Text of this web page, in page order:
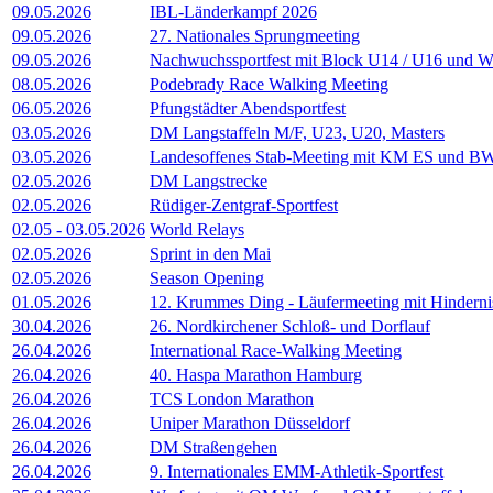
09.05.2026
IBL-Länderkampf 2026
09.05.2026
27. Nationales Sprungmeeting
09.05.2026
Nachwuchssportfest mit Block U14 / U16 und
08.05.2026
Podebrady Race Walking Meeting
06.05.2026
Pfungstädter Abendsportfest
03.05.2026
DM Langstaffeln M/F, U23, U20, Masters
03.05.2026
Landesoffenes Stab-Meeting mit KM ES und
02.05.2026
DM Langstrecke
02.05.2026
Rüdiger-Zentgraf-Sportfest
02.05 - 03.05.2026 World Relays
02.05.2026
Sprint in den Mai
02.05.2026
Season Opening
01.05.2026
12. Krummes Ding - Läufermeeting mit
30.04.2026
26. Nordkirchener Schloß- und Dorflauf
26.04.2026
International Race-Walking Meeting
26.04.2026
40. Haspa Marathon Hamburg
26.04.2026
TCS London Marathon
26.04.2026
Uniper Marathon Düsseldorf
26.04.2026
DM Straßengehen
26.04.2026
9. Internationales EMM-Athletik-Sportfest